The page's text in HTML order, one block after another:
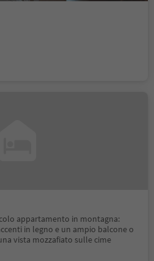
appartamento in montagna:
in legno e un ampio balcone o
vista mozzafiato sulle cime